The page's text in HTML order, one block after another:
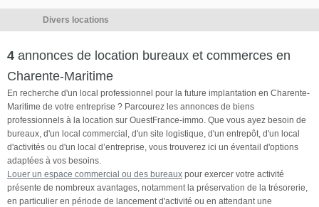
thermique garantit un certain
d'y installer des bureaux, des
machines industrielles, des
équipements de pointe ou des
espaces de stockage, ce local
est prêt à vous accueillir dans
les meilleures conditions. Le
terrain devant et sur les côtés
du bâtiment vous laisse une
Divers locations
4 annonces de location bureaux et commerces en
Charente-Maritime
En recherche d'un local professionnel pour la future implantation en Charente-
Maritime de votre entreprise ? Parcourez les annonces de biens
professionnels à la location sur OuestFrance-immo. Que vous ayez besoin de
bureaux, d'un local commercial, d'un site logistique, d'un entrepôt, d'un local
d'activités ou d'un local d’entreprise, vous trouverez ici un éventail d'options
adaptées à vos besoins.
Louer un espace commercial ou des bureaux pour exercer votre activité
présente de nombreux avantages, notamment la préservation de la trésorerie,
en particulier en période de lancement d'activité ou en attendant une